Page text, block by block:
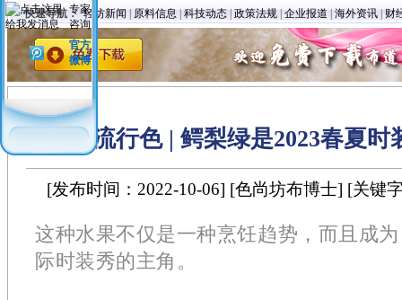
快速导航： 轻纺新闻 原料信息 科技动态 政策法规 企业报道 海外资讯 财
流行色 | 鳄梨绿是2023春夏时
[发布时间：2022-10-06] [色尚坊布博士] [关键
这种水果不仅是一种烹饪趋势，而且成
际时装秀的主角。
专家
咨询
官方
微博